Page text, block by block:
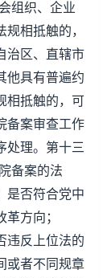
组织、企业
相抵触的，
治区、直辖市
他具有普遍约
相抵触的，可
备案审查工作
处理。第十三
备案的法
是否符合党中
方向；
违反上位法的
或者不同规章